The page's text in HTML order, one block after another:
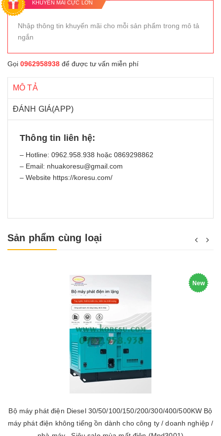
KHUYẾN MÃI CỰC LỚN
Nhập thông tin khuyến mãi cho mỗi sản phẩm trong mô tả
ngắn
Gọi 0962958938 để được tư vấn miễn phí
MÔ TẢ
ĐÁNH GIÁ(APP)
Thông tin liên hệ:
– Hotline: 0962.958.938 hoặc 0869298862
– Email: nhuakoresu@gmail.com
– Website https://koresu.com/
Sản phẩm cùng loại
New
Bộ máy phát điện Diesel 30/50/100/150/200/300/400/500KW Bộ
máy phát điện không tiếng ồn dành cho công ty / doanh nghiệp /